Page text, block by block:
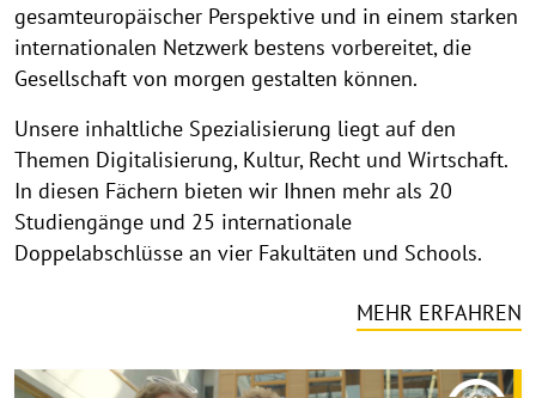
gesamteuropäischer Perspektive und in einem starken
internationalen Netzwerk bestens vorbereitet, die
Gesellschaft von morgen gestalten können.
Unsere inhaltliche Spezialisierung liegt auf den
Themen Digitalisierung, Kultur, Recht und Wirtschaft.
In diesen Fächern bieten wir Ihnen mehr als 20
Studiengänge und 25 internationale
Doppelabschlüsse an vier Fakultäten und Schools.
MEHR ERFAHREN